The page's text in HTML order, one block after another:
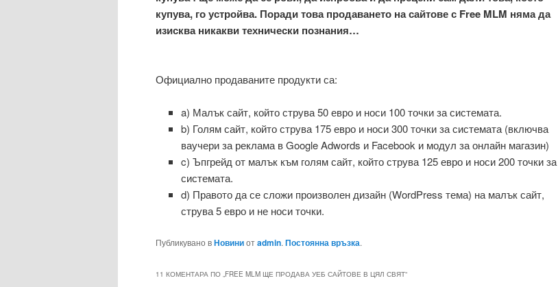
купува, го устройва. Поради това продаването на сайтове с Free MLM няма да
изисква никакви технически познания…
Официално продаваните продукти са:
a) Малък сайт, който струва 50 евро и носи 100 точки за системата.
b) Голям сайт, който струва 175 евро и носи 300 точки за системата (включва
ваучери за реклама в Google Adwords и Facebook и модул за онлайн магазин)
c) Ъпгрейд от малък към голям сайт, който струва 125 евро и носи 200 точки за
системата.
d) Правото да се сложи произволен дизайн (WordPress тема) на малък сайт,
струва 5 евро и не носи точки.
Публикувано вНовиниотadmin. Постоянна връзка.
11 КОМЕНТАРА ПО „FREE MLM ЩЕ ПРОДАВА УЕБ САЙТОВЕ В ЦЯЛ СВЯТ“